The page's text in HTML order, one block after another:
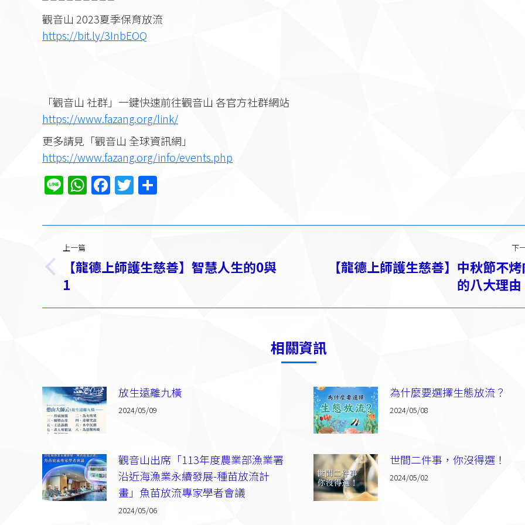
觀音山 2023夏季保育放流
https://bit.ly/3InbEOQ
「觀音山 社群」一鍵快速前往觀音山 各官方社群網站
https://www.fazang.org/link/​
更多請見「觀音山 全球資訊網」
https://www.fazang.org/info/events.php
LineWhatsApp
Facebook
Twitter
章
航
上一篇
上
一
篇：
【龍德上師護生慈善】智慧人生的0與
1
下
篇：
【龍德上師護生慈善】中秋節不
的八大理
相關資訊
放生遠離九橫
2024/05/09
為什麼要選擇生態放流？
2024/05/08
觀音山出席「113年度農業部漁業署
沿近海漁業永續發展-種苗放流計
畫」魚苗放流專家學者會議
2024/05/06
世間二件事，你沒得選！
2024/05/02